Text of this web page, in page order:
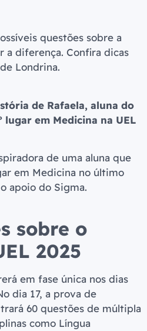
questões sobre a
a diferença. Confira dicas
Londrina.
de Rafaela, aluna do
lugar em Medicina na UEL
de uma aluna que
em Medicina no último
apoio do Sigma.
sobre o
2025
em fase única nos dias
dia 17, a prova de
60 questões de múltipla
como Língua